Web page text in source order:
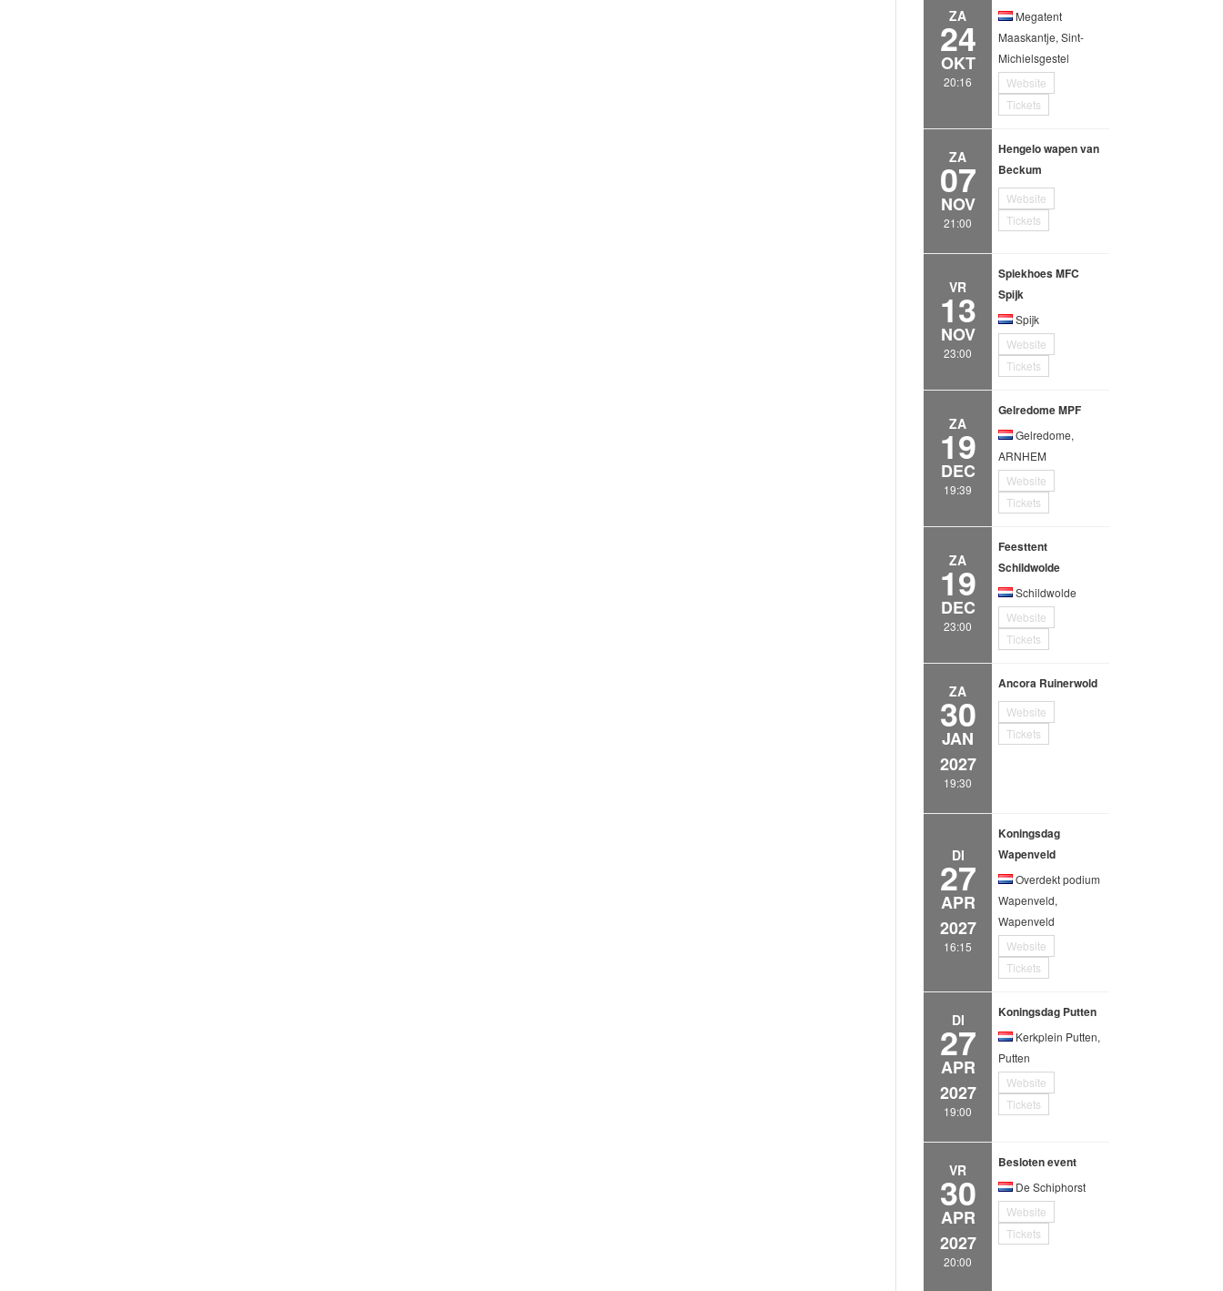
ZA
24
OKT
20:16
Megatent
Maaskantje, Sint-
Michielsgestel
Website
Tickets
ZA
07
NOV
21:00
Hengelo wapen van
Beckum
Website
Tickets
VR
13
NOV
23:00
Spiekhoes MFC
Spijk
Spijk
Website
Tickets
ZA
19
DEC
19:39
Gelredome MPF
Gelredome,
ARNHEM
Website
Tickets
ZA
19
DEC
23:00
Feesttent
Schildwolde
Schildwolde
Website
Tickets
ZA
30
JAN
2027
19:30
Ancora Ruinerwold
Website
Tickets
DI
27
APR
2027
16:15
Koningsdag
Wapenveld
Overdekt podium
Wapenveld,
Wapenveld
Website
Tickets
DI
27
APR
2027
19:00
Koningsdag Putten
Kerkplein Putten,
Putten
Website
Tickets
VR
30
APR
2027
20:00
Besloten event
De Schiphorst
Website
Tickets